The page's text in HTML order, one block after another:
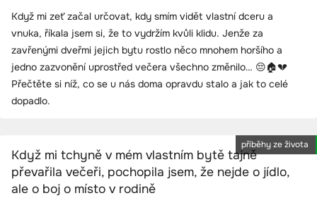
Když mi zeť začal určovat, kdy smím vidět vlastní dceru a
vnuka, říkala jsem si, že to vydržím kvůli klidu. Jenže za
zavřenými dveřmi jejich bytu rostlo něco mnohem horšího a
jedno zazvonění uprostřed večera všechno změnilo… 😔🏠💔
Přečtěte si níž, co se u nás doma opravdu stalo a jak to celé
dopadlo.
příběhy ze života
Když mi tchyně v mém vlastním bytě tajně
převařila večeři, pochopila jsem, že nejde o jídlo,
ale o boj o místo v rodině